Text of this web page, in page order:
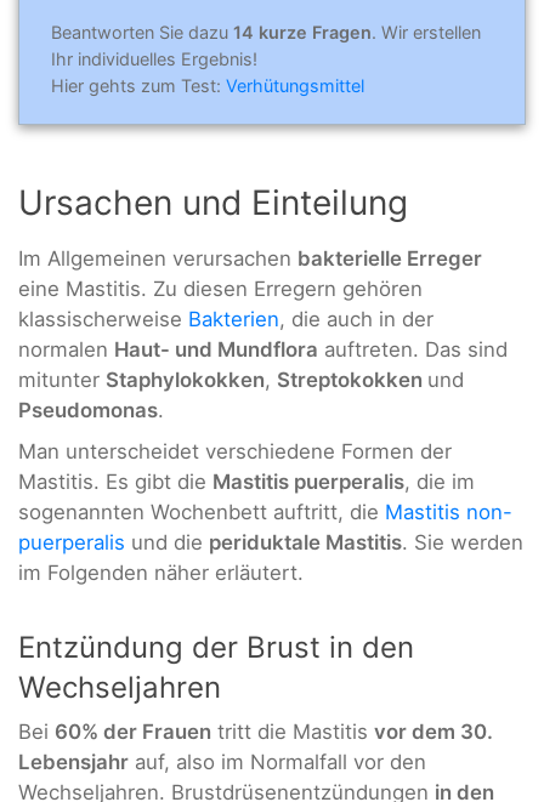
Beantworten Sie dazu 14 kurze Fragen. Wir erstellen
Ihr individuelles Ergebnis!
Hier gehts zum Test: Verhütungsmittel
Ursachen und Einteilung
Im Allgemeinen verursachen bakterielle Erreger
eine Mastitis. Zu diesen Erregern gehören
klassischerweise Bakterien, die auch in der
normalen Haut- und Mundflora auftreten. Das sind
mitunter Staphylokokken, Streptokokken und
Pseudomonas.
Man unterscheidet verschiedene Formen der
Mastitis. Es gibt die Mastitis puerperalis, die im
sogenannten Wochenbett auftritt, die Mastitis non-
puerperalis und die periduktale Mastitis. Sie werden
im Folgenden näher erläutert.
Entzündung der Brust in den
Wechseljahren
Bei 60% der Frauen tritt die Mastitis vor dem 30.
Lebensjahr auf, also im Normalfall vor den
Wechseljahren. Brustdrüsenentzündungen in den